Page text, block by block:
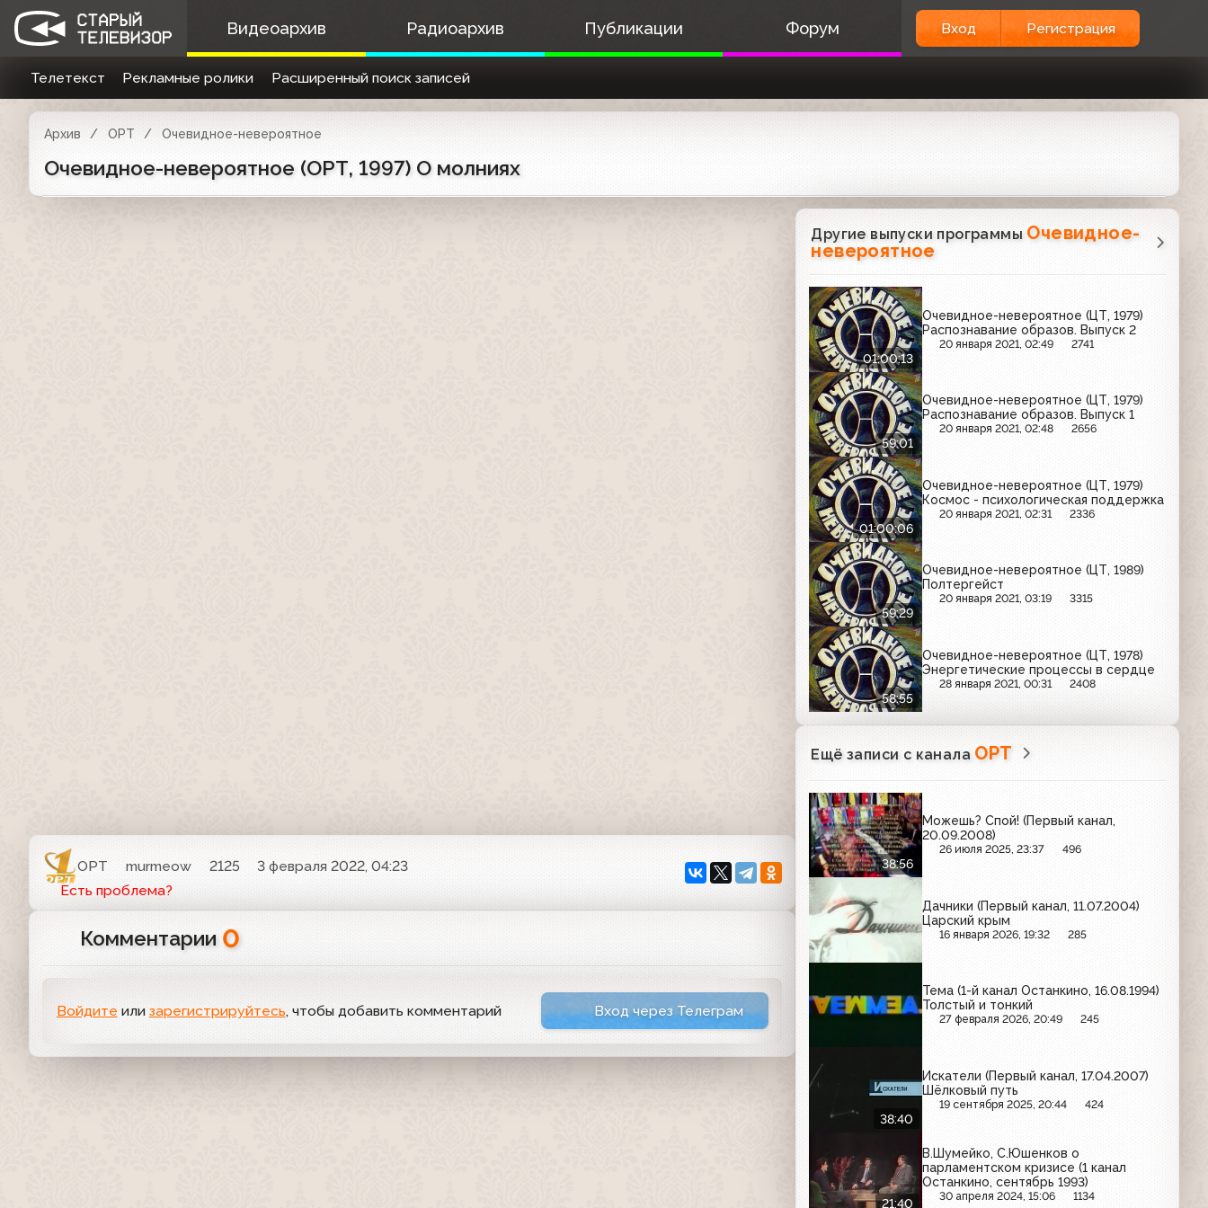
Видеоархив Радиоархив Публикации Форум Вход Регистрация
Телетекст Рекламные ролики Расширенный поиск записей
Архив ОРТ Очевидное-невероятное
Очевидное-невероятное (ОРТ, 1997) О молниях
ОРТ murmeow 2125
3 февраля 2022, 04:23
Есть проблема?
Комментарии 0
Войдите или зарегистрируйтесь, чтобы добавить комментарий Вход через Телеграм
Другие выпуски программы Очевидное-
невероятное
01:00:13
Очевидное-невероятное (ЦТ, 1979)
Распознавание образов. Выпуск 2
20 января 2021, 02:49 2741
59:01
Очевидное-невероятное (ЦТ, 1979)
Распознавание образов. Выпуск 1
20 января 2021, 02:48 2656
01:00:06
Очевидное-невероятное (ЦТ, 1979)
Космос - психологическая поддержка
20 января 2021, 02:31 2336
59:29
Очевидное-невероятное (ЦТ, 1989)
Полтергейст
20 января 2021, 03:19 3315
58:55
Очевидное-невероятное (ЦТ, 1978)
Энергетические процессы в сердце
28 января 2021, 00:31 2408
Ещё записи с канала ОРТ
38:56
Можешь? Спой! (Первый канал,
20.09.2008)
26 июля 2025, 23:37 496
Дачники (Первый канал, 11.07.2004)
Царский крым
16 января 2026, 19:32 285
Тема (1-й канал Останкино, 16.08.1994)
Толстый и тонкий
27 февраля 2026, 20:49 245
38:40
Искатели (Первый канал, 17.04.2007)
Шёлковый путь
19 сентября 2025, 20:44 424
21:40
В.Шумейко, С.Юшенков о
парламентском кризисе (1 канал
Останкино, сентябрь 1993)
30 апреля 2024, 15:06 1134